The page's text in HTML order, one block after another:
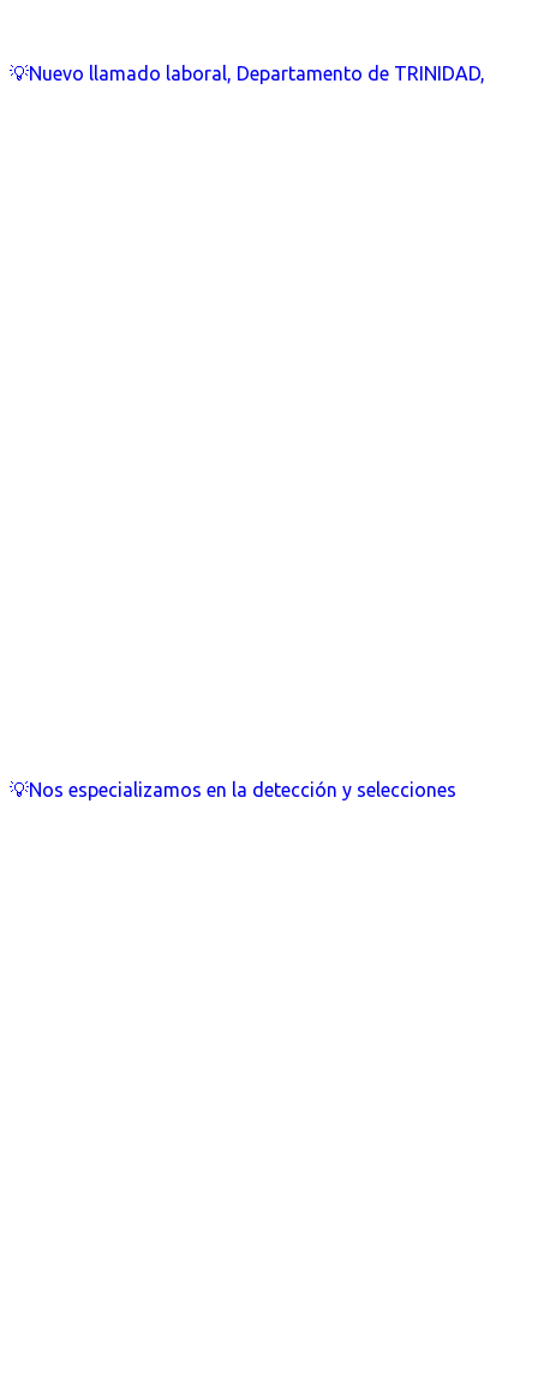
💡Nuevo llamado laboral, Departamento de TRINIDAD,
💡Nos especializamos en la detección y selecciones